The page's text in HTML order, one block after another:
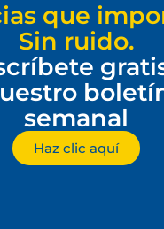
que
Sin ruido.
semanal
Haz clic aquí